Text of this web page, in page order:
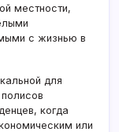
местности,
с жизнью в
для
когда
или